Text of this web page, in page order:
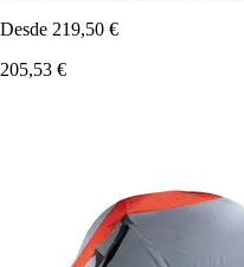
Desde 219,50 €
205,53 €